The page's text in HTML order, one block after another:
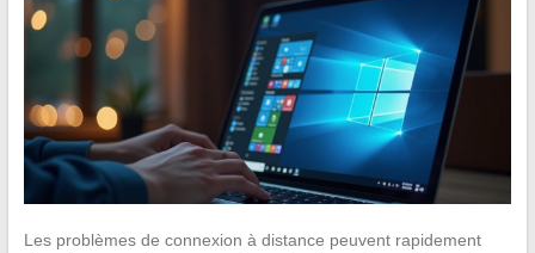
Les problèmes de connexion à distance peuvent rapidement